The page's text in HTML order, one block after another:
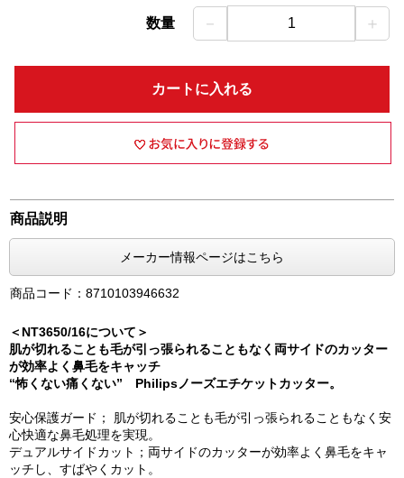
数量 － 1 ＋
カートに入れる
商品説明
メーカー情報ページはこちら
商品コード：8710103946632
＜NT3650/16について＞
肌が切れることも毛が引っ張られることもなく両サイドのカッター
が効率よく鼻毛をキャッチ
“怖くない痛くない” Philipsノーズエチケットカッター。
安心保護ガード； 肌が切れることも毛が引っ張られることもなく安
心快適な鼻毛処理を実現。
デュアルサイドカット；両サイドのカッターが効率よく鼻毛をキャ
ッチし、すばやくカット。